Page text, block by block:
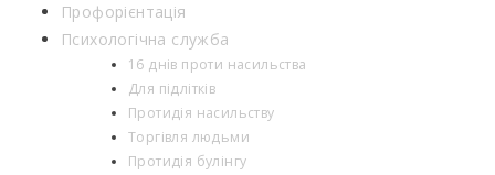
Профорієнтація
Психологічна служба
16 днів проти насильства
Для підлітків
Протидія насильству
Торгівля людьми
Протидія булінгу